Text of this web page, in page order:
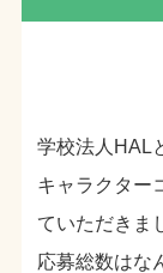
学校法人HAL
キャラクター
ていただきま
応募総数はな